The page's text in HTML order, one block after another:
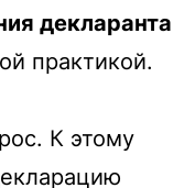
декларанта
практикой.
К этому